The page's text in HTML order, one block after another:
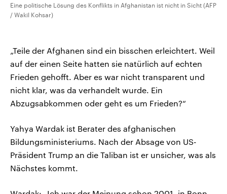
Eine politische Lösung des Konflikts in Afghanistan ist nicht in Sicht (AFP
/ Wakil Kohsar)
„Teile der Afghanen sind ein bisschen erleichtert. Weil
auf der einen Seite hatten sie natürlich auf echten
Frieden gehofft. Aber es war nicht transparent und
nicht klar, was da verhandelt wurde. Ein
Abzugsabkommen oder geht es um Frieden?“
Yahya Wardak ist Berater des afghanischen
Bildungsministeriums. Nach der Absage von US-
Präsident Trump an die Taliban ist er unsicher, was als
Nächstes kommt.